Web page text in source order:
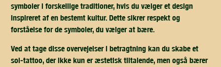
symboler i forskellige traditioner, hvis du vælger et design
inspireret af en bestemt kultur. Dette sikrer respekt og
forståelse for de symboler, du vælger at bære.
Ved at tage disse overvejelser i betragtning kan du skabe et
sol-tattoo, der ikke kun er æstetisk tiltalende, men også bærer